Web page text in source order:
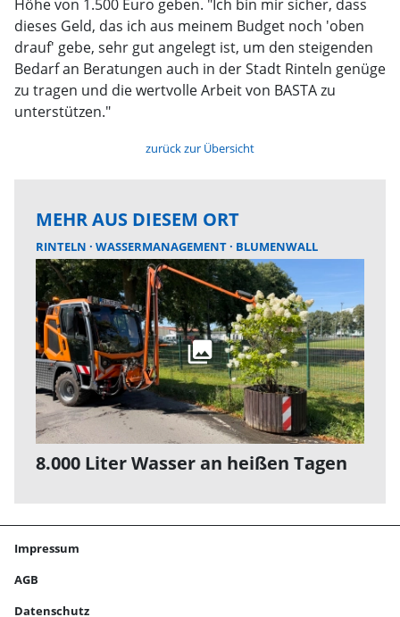
Höhe von 1.500 Euro geben. "Ich bin mir sicher, dass
dieses Geld, das ich aus meinem Budget noch 'oben
drauf' gebe, sehr gut angelegt ist, um den steigenden
Bedarf an Beratungen auch in der Stadt Rinteln genüge
zu tragen und die wertvolle Arbeit von BASTA zu
unterstützen."
zurück zur Übersicht
MEHR AUS DIESEM ORT
RINTELN WASSERMANAGEMENT BLUMENWALL
8.000 Liter Wasser an heißen Tagen
Impressum
AGB
Datenschutz